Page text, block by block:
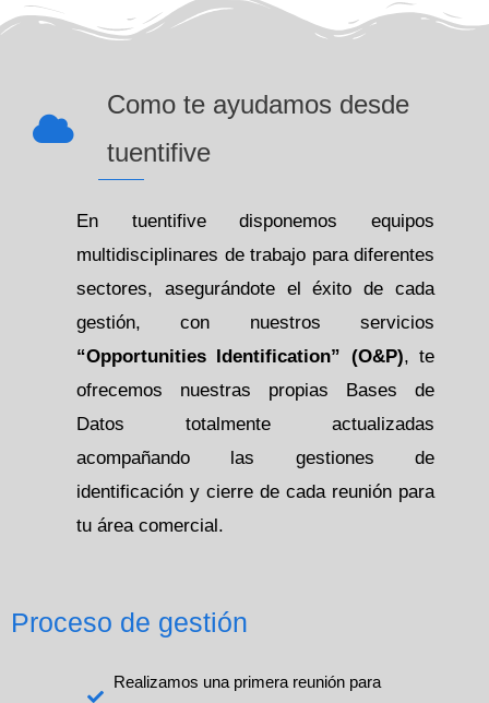
Como te ayudamos desde
tuentifive
En tuentifive disponemos equipos
multidisciplinares de trabajo para diferentes
sectores, asegurándote el éxito de cada
gestión, con nuestros servicios
“Opportunities Identification” (O&P), te
ofrecemos nuestras propias Bases de
Datos totalmente actualizadas
acompañando las gestiones de
identificación y cierre de cada reunión para
tu área comercial.
Proceso de gestión
Realizamos una primera reunión para